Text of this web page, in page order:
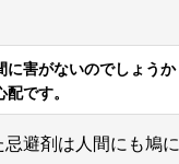
に害がないのでしょう
です。
忌避剤は人間にも鳩